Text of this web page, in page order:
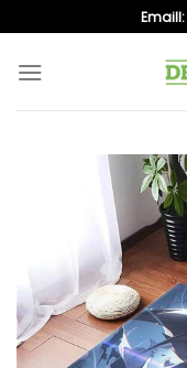
to
content
Emaill: